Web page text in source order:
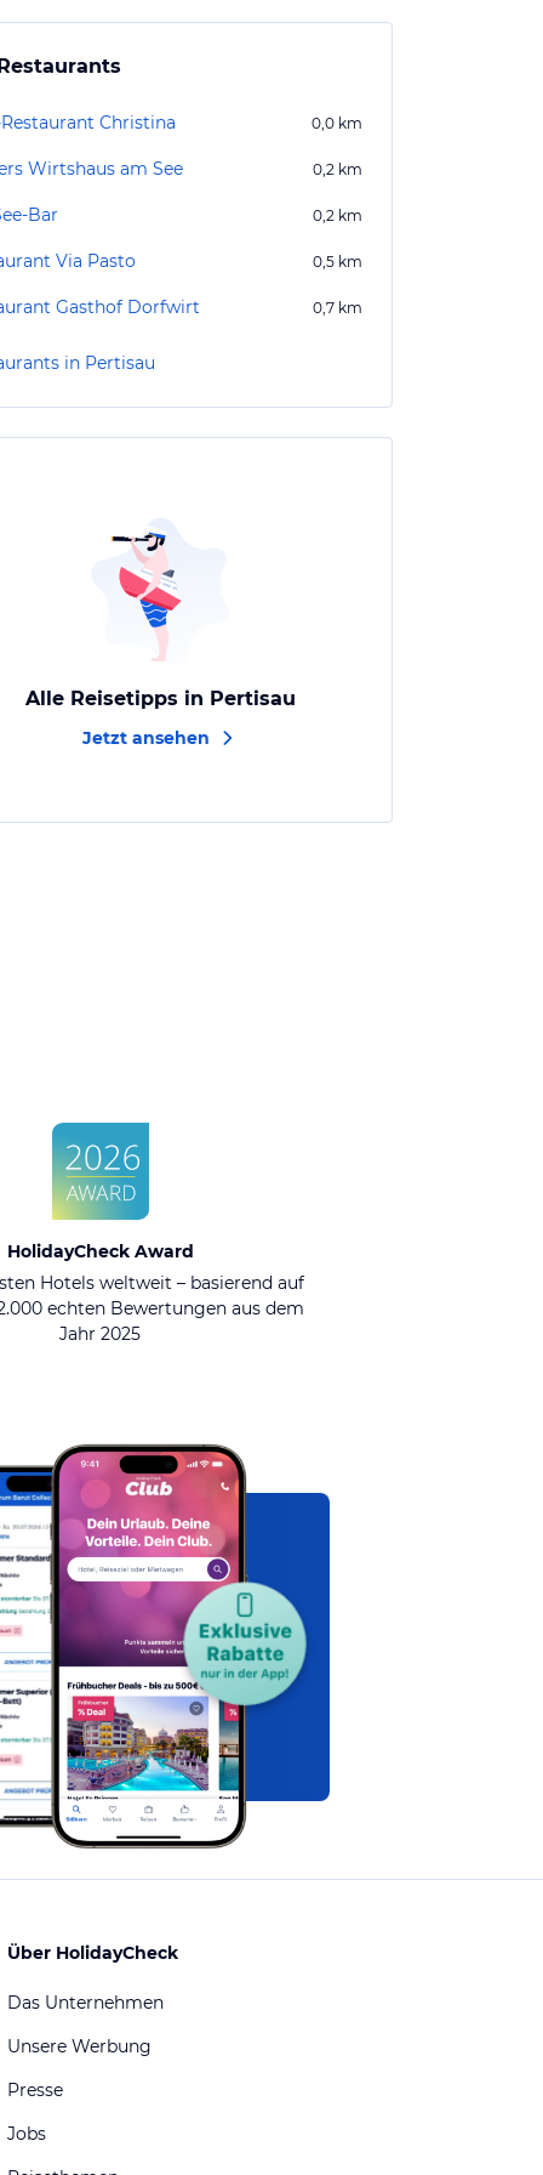
Christina 0,0 km
Wirtshaus am See 0,2 km
Bar 0,2 km
Via Pasto 0,5 km
Gasthof Dorfwirt 0,7 km
in Pertisau
Alle Reisetipps in Pertisau
Jetzt ansehen
HolidayCheck Award
Hotels weltweit – basierend auf
echten Bewertungen aus dem
Jahr 2025
Über HolidayCheck
Das Unternehmen
Unsere Werbung
Presse
Jobs